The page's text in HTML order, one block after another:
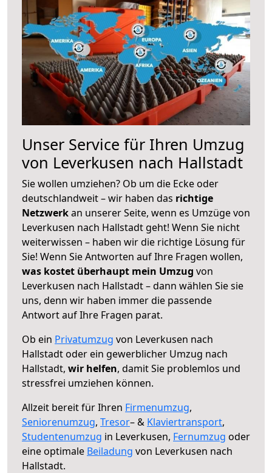
Unser Service für Ihren Umzug
von Leverkusen nach Hallstadt
Sie wollen umziehen? Ob um die Ecke oder
deutschlandweit – wir haben das richtige
Netzwerkan unserer Seite, wenn es Umzüge von
Leverkusen nach Hallstadt geht! Wenn Sie nicht
weiterwissen – haben wir die richtige Lösung für
Sie! Wenn Sie Antworten auf Ihre Fragen wollen,
was kostet überhaupt mein Umzug von
Leverkusen nach Hallstadt – dann wählen Sie sie
uns, denn wir haben immer die passende
Antwort auf Ihre Fragen parat.
Ob ein Privatumzug von Leverkusen nach
Hallstadt oder ein gewerblicher Umzug nach
Hallstadt, wir helfen, damit Sie problemlos und
stressfrei umziehen können.
Allzeit bereit für Ihren Firmenumzug,
Seniorenumzug, Tresor– & Klaviertransport,
Studentenumzug in Leverkusen, Fernumzug oder
eine optimale Beiladung von Leverkusen nach
Hallstadt.